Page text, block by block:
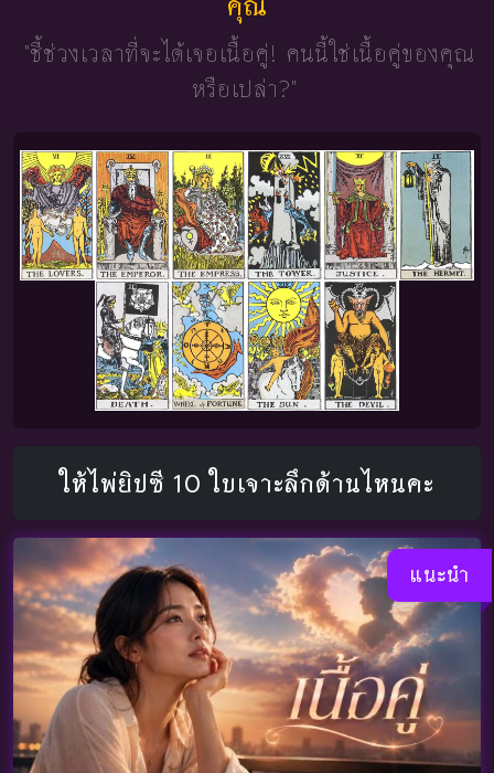
"ชี้ช่วงเวลาที่จะได้เจอเนื้อคู่! คนนี้ใช่เนื้อคู่ของคุณ
หรือเปล่า?"
ให้ไพ่ยิปซี 10 ใบเจาะลึกด้านไหนคะ
แนะนำ